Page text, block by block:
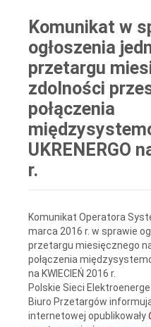
Komunikat w
ogłoszenia
przetargu
zdolności
połączenia
UKRENERGO
r.
Komunikat Operatora
marca 2016 r. w sprawie
przetargu miesięcznego
połączenia
na KWIECIEŃ 2016 r.
Polskie Sieci
Biuro Przetargów
internetowej opublikowały